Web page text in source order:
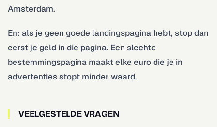
Amsterdam.
En: als je geen goede landingspagina hebt, stop dan
eerst je geld in die pagina. Een slechte
bestemmingspagina maakt elke euro die je in
advertenties stopt minder waard.
VEELGESTELDE VRAGEN